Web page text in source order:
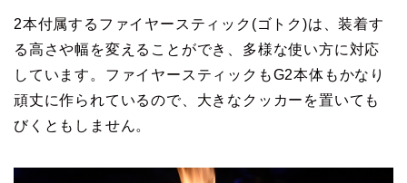
2本付属するファイヤースティック(ゴトク)は、装着す
る高さや幅を変えることができ、多様な使い方に対応
しています。ファイヤースティックもG2本体もかなり
頑丈に作られているので、大きなクッカーを置いても
びくともしません。